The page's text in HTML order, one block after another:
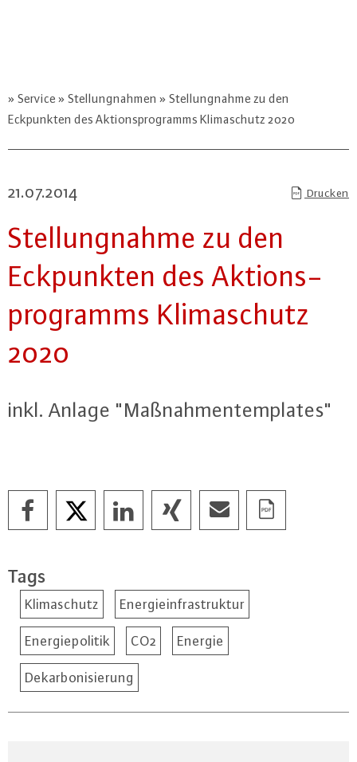
Service Stellungnahmen
Stellungnahme zu den
Eckpunkten des Aktionsprogramms Klimaschutz 2020
21.07.2014 Drucken
Stel­lung­nah­me zu den
Eck­punk­ten des Ak­ti­ons­
pro­gramms Kli­ma­schutz
2020
inkl. Anlage "Maß­nah­men­tem­pla­tes"
Tags
Klimaschutz Energieinfrastruktur
Energiepolitik CO2 Energie
Dekarbonisierung